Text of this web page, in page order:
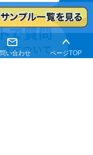
い合わせ ページTOP